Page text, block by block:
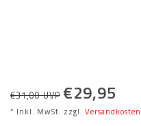
€31,00 UVP €29,95
* Inkl. MwSt. zzgl. Versandkosten